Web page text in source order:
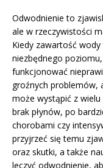
Odwodnienie to
ale w rzeczywistości
Kiedy zawartość
niezbędnego
funkcjonować
groźnych problemów,
może wystąpić z
brak płynów, po
chorobami czy
przyjrzeć się temu
oraz skutki, a także
leczyć odwodnienie,